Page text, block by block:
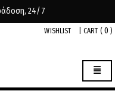
24/7
WISHLIST CART ( 0 )